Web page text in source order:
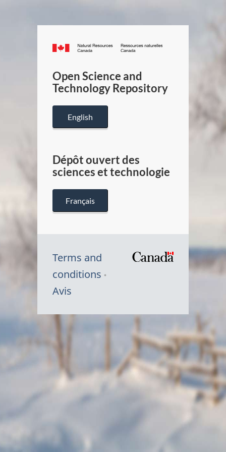
Canada.ca
/
Canada
Open Science and
Technology Repository
English
Dépôt ouvert des
sciences et technologie
Français
Terms and
conditions
Avis
Symbole
Canada